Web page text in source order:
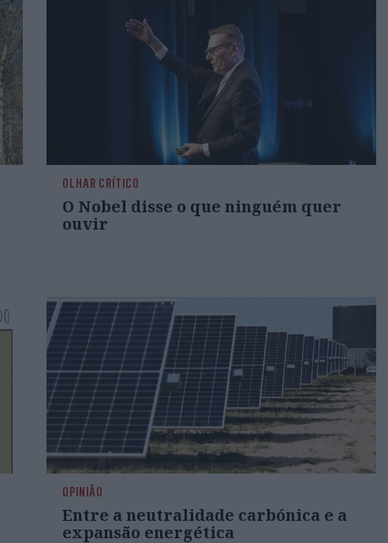
OLHAR CRÍTICO
O Nobel disse o que ninguém quer
ouvir
OPINIÃO
Entre a neutralidade carbónica e a
expansão energética